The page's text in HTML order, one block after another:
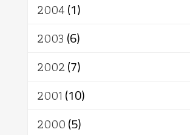
2004(1)
2003 (6)
2002(7)
2001 (10)
2000(5)